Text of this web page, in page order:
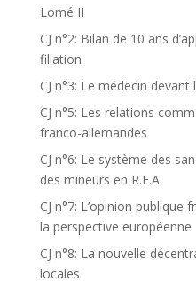
Lomé II
CJ n°2: Bilan de 10 ans
filiation
CJ n°3: Le médecin devant
CJ n°5: Les relations
franco-allemandes
CJ n°6: Le système des
des mineurs en R.F.A.
CJ n°7: L’opinion publique
la perspective européenne
CJ n°8: La nouvelle
locales